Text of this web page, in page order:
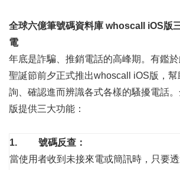
全球六億筆號碼資料庫 whoscall iOS版
電
年底是詐騙、推銷電話的高峰期。有鑑
聖誕節前夕正式推出whoscall iOS版，
詢、確認進而辨識各式各樣的騷擾電話
版提供三大功能：
1. 號碼反查：
當使用者收到未接來電或簡訊時，只要